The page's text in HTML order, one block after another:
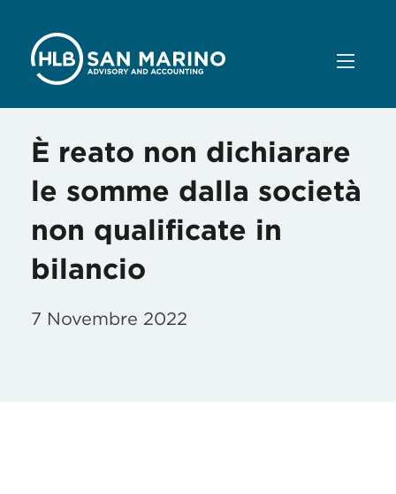
È reato non dichiarare
le somme dalla società
non qualificate in
bilancio
7 Novembre 2022